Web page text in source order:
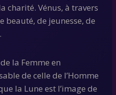
charité. Vénus, à travers
beauté, de jeunesse, de
la Femme en
de celle de l’Homme
la Lune est l’image de